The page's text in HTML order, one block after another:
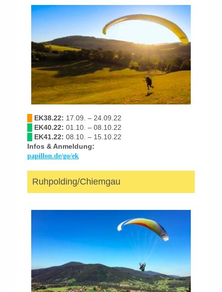
EK38.22: 17.09. – 24.09.22
EK40.22: 01.10. – 08.10.22
EK41.22: 08.10. – 15.10.22
Infos & Anmeldung:
papillon.de/go/ek
Ruhpolding/Chiemgau